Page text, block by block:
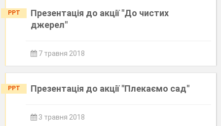
PPT
Презентація до акції "До чистих
джерел"
7 травня 2018
PPT Презентація до акції "Плекаємо сад"
3 травня 2018